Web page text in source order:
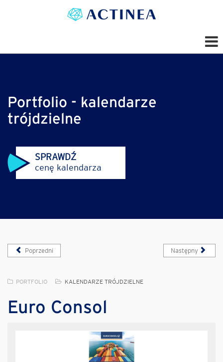
Portfolio - kalendarze
trójdzielne
SPRAWDŹ
cenę kalendarza
Poprzedni Następny
PORTFOLIO KALENDARZE TRÓJDZIELNE
Euro Consol